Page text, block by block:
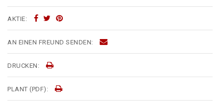
AKTIE:
AN EINEN FREUND SENDEN:
DRUCKEN:
PLANT (PDF):